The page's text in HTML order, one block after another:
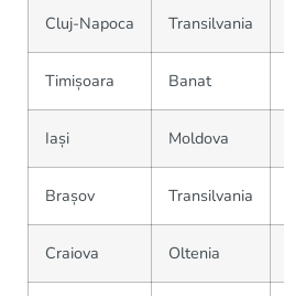
Cluj-Napoca Transilvania
Timișoara Banat
Iași Moldova
Brașov Transilvania
Craiova Oltenia